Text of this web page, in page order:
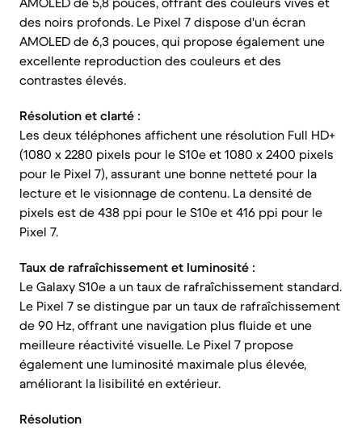
des noirs profonds. Le Pixel 7 dispose d'un écran
AMOLED de 6,3 pouces, qui propose également une
excellente reproduction des couleurs et des
contrastes élevés.
Résolution et clarté :
Les deux téléphones affichent une résolution Full HD+
(1080 x 2280 pixels pour le S10e et 1080 x 2400 pixels
pour le Pixel 7), assurant une bonne netteté pour la
lecture et le visionnage de contenu. La densité de
pixels est de 438 ppi pour le S10e et 416 ppi pour le
Pixel 7.
Taux de rafraîchissement et luminosité :
Le Galaxy S10e a un taux de rafraîchissement standard.
Le Pixel 7 se distingue par un taux de rafraîchissement
de 90 Hz, offrant une navigation plus fluide et une
meilleure réactivité visuelle. Le Pixel 7 propose
également une luminosité maximale plus élevée,
améliorant la lisibilité en extérieur.
Résolution